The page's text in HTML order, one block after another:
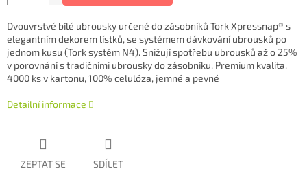
Dvouvrstvé bílé ubrousky určené do zásobníků Tork Xpressnap® s
elegantním dekorem lístků, se systémem dávkování ubrousků po
jednom kusu (Tork systém N4). Snižují spotřebu ubrousků až o 25%
v porovnání s tradičními ubrousky do zásobníku, Premium kvalita,
4000 ks v kartonu, 100% celulóza, jemné a pevné
Detailní informace
ZEPTAT SE SDÍLET